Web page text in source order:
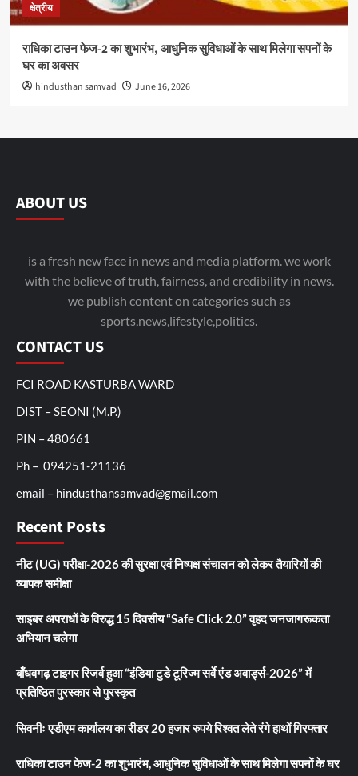
क्षेत्रीय
राधिका टाउन फेज-2 का शुभारंभ, आधुनिक सुविधाओं के साथ मिलेगा सपनों के
घर का अवसर
hindusthan samvad June 16, 2026
ABOUT US
is a fresh new face in news and media platform. we work
with the believe of truth, fairness, and credibility in news.
we publish content on categories such as
sports,news,lifestyle,politics.
CONTACT US
FCI ROAD KASTURBA WARD
DIST – SEONI (M.P.)
PIN – 480661
Ph – 094251-21136
email – hindusthansamvad@gmail.com
Recent Posts
नीट (UG) परीक्षा-2026 की सुरक्षा एवं निष्पक्ष संचालन को लेकर तैयारियों की
व्यापक समीक्षा
साइबर अपराधों के विरुद्ध 15 दिवसीय “Safe Click 2.0” वृहद जनजागरूकता
अभियान चलेगा
बाँधवगढ़ टाइगर रिजर्व हुआ “इंडिया टुडे टूरिज्म सर्वे एंड अवार्ड्स-2026” में
प्रतिष्ठित पुरस्कार से पुरस्कृत
सिवनीः एडीएम कार्यालय का रीडर 20 हजार रुपये रिश्वत लेते रंगे हाथों गिरफ्तार
राधिका टाउन फेज-2 का शुभारंभ, आधुनिक सुविधाओं के साथ मिलेगा सपनों के घर